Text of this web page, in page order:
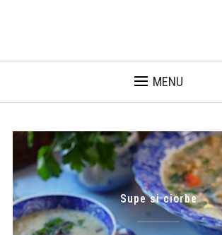
MENU
Aluaturi,Pizza si paste